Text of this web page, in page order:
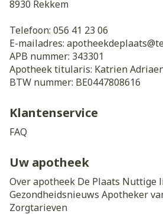
8930 Rekkem
Telefoon: 056 41 23 06
E-mailadres: apotheekdeplaats@
APB nummer: 343301
Apotheek titularis: Katrien
BTW nummer: BE0447808616
Klantenservice
FAQ
Uw apotheek
Over apotheek De Plaats Nuttige
Gezondheidsnieuws Apotheker
Zorgtarieven